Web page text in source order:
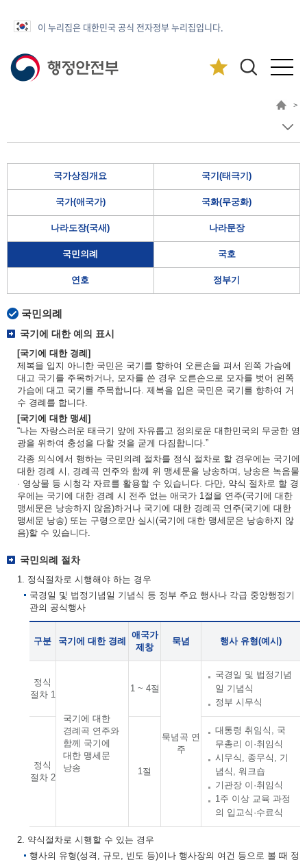
이 누리집은 대한민국 공식 전자정부 누리집입니다.
>
국가상징개요 국기(태극기)
국가(애국가) 국화(무궁화)
나라도장(국새) 나라문장
국민의례 국호
연호 정부기
국민의례
국기에 대한 예의 표시
[국기에 대한 경례]
제복을 입지 아니한 국민은 국기를 향하여 오른손을 펴서 왼쪽 가슴에
대고 국기를 주목하거나, 모자를 쓴 경우 오른손으로 모자를 벗어 왼쪽
가슴에 대고 국기를 주목합니다. 제복을 입은 국민은 국기를 향하여 거
수 경례를 합니다.
[국기에 대한 맹세]
“나는 자랑스러운 태극기 앞에 자유롭고 정의로운 대한민국의 무궁한 영
광을 위하여 충성을 다할 것을 굳게 다짐합니다.”
각종 의식에서 행하는 국민의례 절차를 정식 절차로 할 경우에는 국기에
대한 경례 시, 경례곡 연주와 함께 위 맹세문을 낭송하며, 낭송은 녹음물
· 영상물 등 시청각 자료를 활용할 수 있습니다. 다만, 약식 절차로 할 경
우에는 국기에 대한 경례 시 전주 없는 애국가 1절을 연주(국기에 대한
맹세문은 낭송하지 않음)하거나 국기에 대한 경례곡 연주(국기에 대한
맹세문 낭송) 또는 구령으로만 실시(국기에 대한 맹세문은 낭송하지 않
음)할 수 있습니다.
국민의례 절차
1. 정식절차로 시행해야 하는 경우
국경일 및 법정기념일 기념식 등 정부 주요 행사나 각급 중앙행정기
관의 공식행사
구분 국기에 대한 경례
애국가
제창
묵념 행사 유형(예시)
정식
절차 1
국기에 대한
경례곡 연주와
함께 국기에
대한 맹세문
낭송
1 ~ 4절
묵념곡 연
주
국경일 및 법정기념
일 기념식
정부 시무식
정식
절차 2
1절
대통령 취임식, 국
무총리 이·취임식
시무식, 종무식, 기
념식, 워크숍
기관장 이·취임식
1주 이상 교육 과정
의 입교식·수료식
2. 약식절차로 시행할 수 있는 경우
행사의 유형(성격, 규모, 빈도 등)이나 행사장의 여건 등으로 볼 때 정